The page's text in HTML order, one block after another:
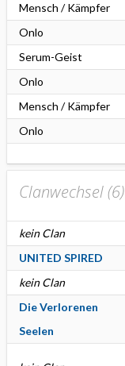
Mensch / Kämpfer
Onlo
Serum-Geist
Onlo
Mensch / Kämpfer
Onlo
Clanwechsel (6)
kein Clan
UNITED SPIRED
kein Clan
Die Verlorenen
Seelen